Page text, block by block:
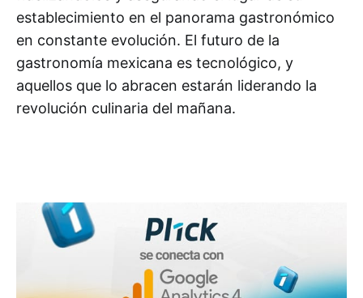
establecimiento en el panorama gastronómico
en constante evolución. El futuro de la
gastronomía mexicana es tecnológico, y
aquellos que lo abracen estarán liderando la
revolución culinaria del mañana.